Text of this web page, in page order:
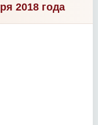
2018 года